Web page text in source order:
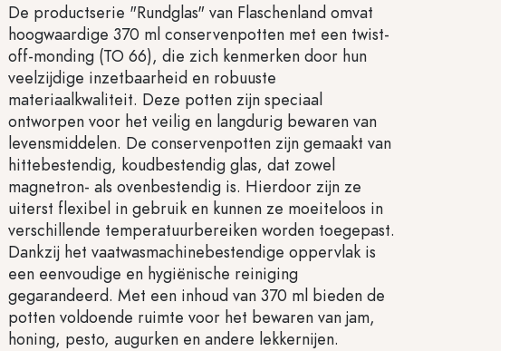
De productserie "Rundglas" van Flaschenland omvat
hoogwaardige 370 ml conservenpotten met een twist-
off-monding (TO 66), die zich kenmerken door hun
veelzijdige inzetbaarheid en robuuste
materiaalkwaliteit. Deze potten zijn speciaal
ontworpen voor het veilig en langdurig bewaren van
levensmiddelen. De conservenpotten zijn gemaakt van
hittebestendig, koudbestendig glas, dat zowel
magnetron- als ovenbestendig is. Hierdoor zijn ze
uiterst flexibel in gebruik en kunnen ze moeiteloos in
verschillende temperatuurbereiken worden toegepast.
Dankzij het vaatwasmachinebestendige oppervlak is
een eenvoudige en hygiënische reiniging
gegarandeerd. Met een inhoud van 370 ml bieden de
potten voldoende ruimte voor het bewaren van jam,
honing, pesto, augurken en andere lekkernijen.